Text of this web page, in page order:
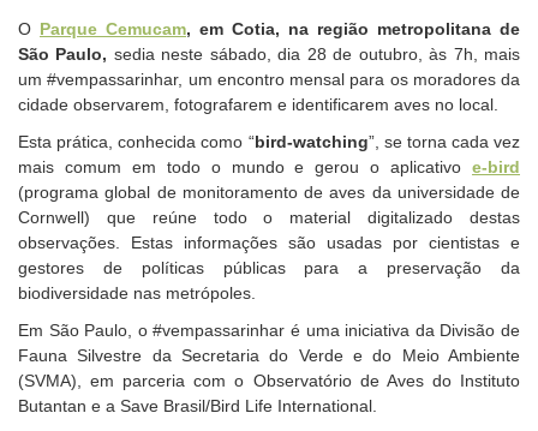
O Parque Cemucam, em Cotia, na região metropolitana de
São Paulo, sedia neste sábado, dia 28 de outubro, às 7h, mais
um #vempassarinhar, um encontro mensal para os moradores da
cidade observarem, fotografarem e identificarem aves no local.
Esta prática, conhecida como “bird-watching”, se torna cada vez
mais comum em todo o mundo e gerou o aplicativo e-bird
(programa global de monitoramento de aves da universidade de
Cornwell) que reúne todo o material digitalizado destas
observações. Estas informações são usadas por cientistas e
gestores de políticas públicas para a preservação da
biodiversidade nas metrópoles.
Em São Paulo, o#vempassarinhar é uma iniciativa da Divisão de
Fauna Silvestre da Secretaria do Verde e do Meio Ambiente
(SVMA), em parceria com o Observatório de Aves do Instituto
Butantan e a Save Brasil/Bird Life International.